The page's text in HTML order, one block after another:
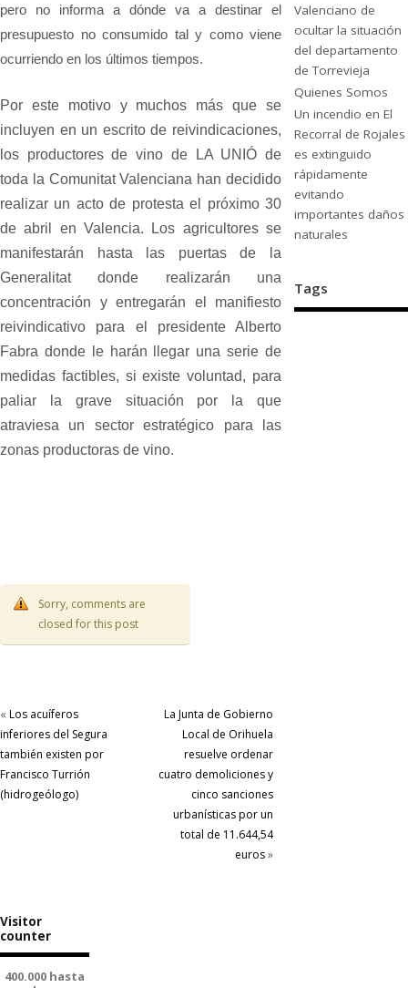
pero no informa a dónde va a destinar el
presupuesto no consumido tal y como viene
ocurriendo en los últimos tiempos.
Por este motivo y muchos más que se
incluyen en un escrito de reivindicaciones,
los productores de vino de LA UNIÓ de
toda la Comunitat Valenciana han decidido
realizar un acto de protesta el próximo 30
de abril en Valencia. Los agricultores se
manifestarán hasta las puertas de la
Generalitat donde realizarán una
concentración y entregarán el manifiesto
reivindicativo para el presidente Alberto
Fabra donde le harán llegar una serie de
medidas factibles, si existe voluntad, para
paliar la grave situación por la que
atraviesa un sector estratégico para las
zonas productoras de vino.
Sorry, comments are
closed for this post
« Los acuíferos
inferiores del Segura
también existen por
Francisco Turrión
(hidrogeólogo)
La Junta de Gobierno
Local de Orihuela
resuelve ordenar
cuatro demoliciones y
cinco sanciones
urbanísticas por un
total de 11.644,54
euros»
Valenciano de
ocultar la situación
del departamento
de Torrevieja
Quienes Somos
Un incendio en El
Recorral de Rojales
es extinguido
rápidamente
evitando
importantes daños
naturales
Tags
Visitor
counter
400.000 hasta